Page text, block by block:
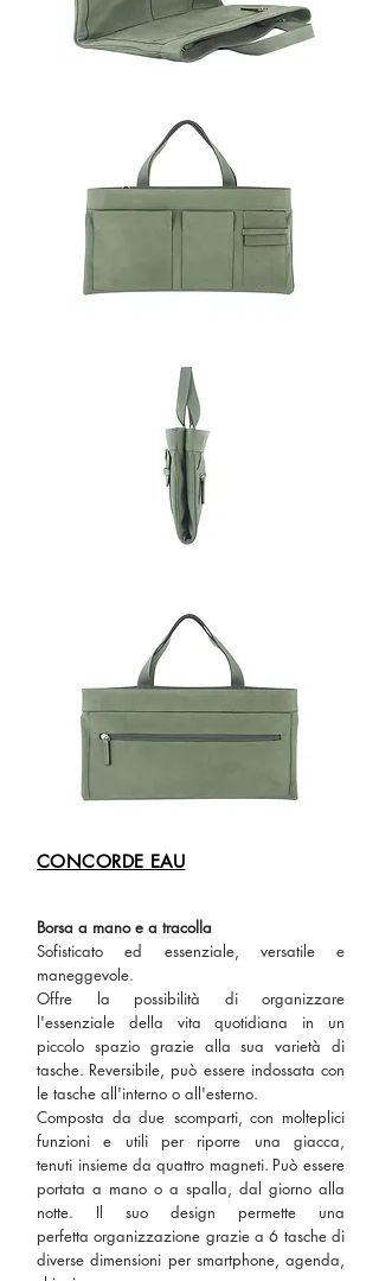
CONCORDE EAU
Borsa a mano e a tracolla
Sofisticato ed essenziale, versatile e
maneggevole.
Offre la possibilità di organizzare
l'essenziale della vita quotidiana in un
piccolo spazio grazie alla sua varietà di
tasche. Reversibile, può essere indossata con
le tasche all'interno o all'esterno.
Composta da due scomparti, con molteplici
funzioni e utili per riporre una giacca,
tenuti insieme da quattro magneti. Può essere
portata a mano o a spalla, dal giorno alla
notte. Il suo design permette una
perfetta organizzazione grazie a6 tasche di
diverse dimensioni per smartphone, agenda,